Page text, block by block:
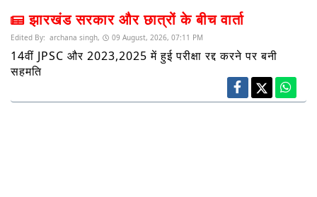
झारखंड सरकार और छात्रों के बीच वार्ता
Edited By: archana singh, 09 August, 2026, 07:11 PM
14वीं JPSC और 2023,2025 में हुई परीक्षा रद्द करने पर बनी
सहमति